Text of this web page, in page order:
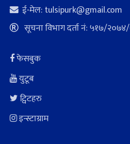
ई-मेल: tulsipurk@gmail.com
सूचना विभाग दर्ता नं: ५१७/
फेसबुक
युटूब
ट्विटहरु
इन्स्टाग्राम